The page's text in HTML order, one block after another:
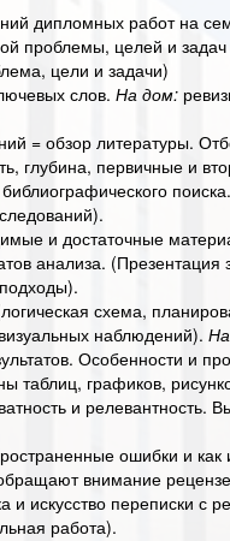
дипломных работ на
проблемы, целей и
цели и задачи)
слов. На дом:
= обзор литературы.
глубина, первичные и
и достаточные
анализа. (Презентация
схема,
наблюдений).
Особенности и
таблиц, графиков,
и релевантность.
ошибки и как
внимание
искусство переписки с
работа).